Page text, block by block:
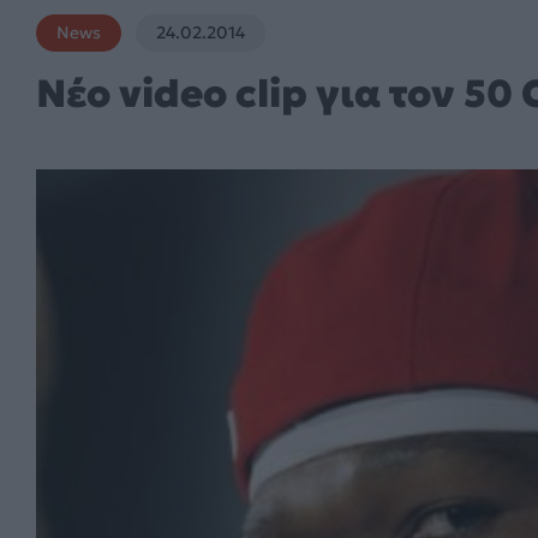
News 24.02.2014
Νέο video clip για τον 50